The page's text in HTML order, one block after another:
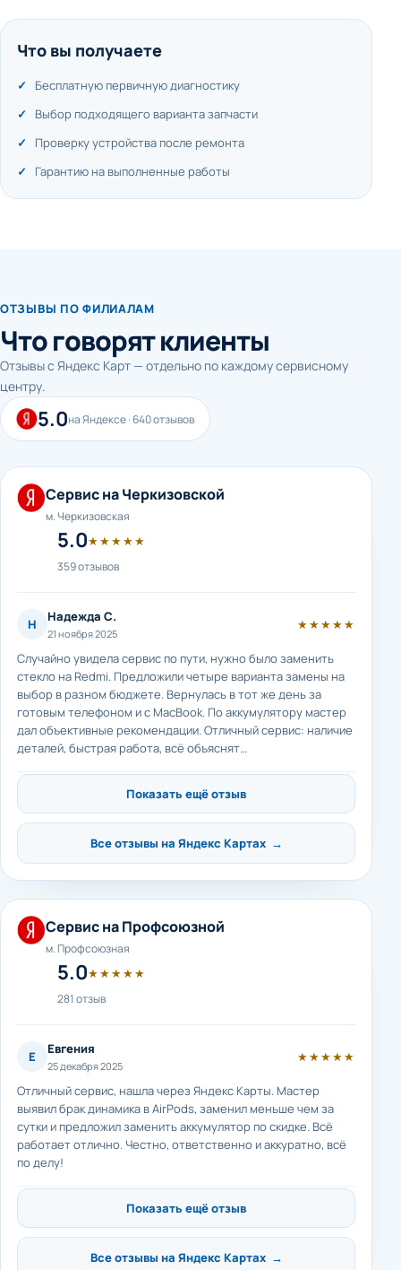
Что вы получаете
Бесплатную первичную диагностику
Выбор подходящего варианта запчасти
Проверку устройства после ремонта
Гарантию на выполненные работы
ОТЗЫВЫ ПО ФИЛИАЛАМ
Что говорят клиенты
Отзывы с Яндекс Карт — отдельно по каждому сервисному
центру.
5.0на Яндексе · 640 отзывов
Сервис на Черкизовской
м. Черкизовская
5.0★★★★★
359 отзывов
Н Надежда С.
21 ноября 2025
★★★★★
Случайно увидела сервис по пути, нужно было заменить
стекло на Redmi. Предложили четыре варианта замены на
выбор в разном бюджете. Вернулась в тот же день за
готовым телефоном и с MacBook. По аккумулятору мастер
дал объективные рекомендации. Отличный сервис: наличие
деталей, быстрая работа, всё объяснят…
Показать ещё отзыв
Все отзывы на Яндекс Картах →
Сервис на Профсоюзной
м. Профсоюзная
5.0★★★★★
281 отзыв
Е Евгения
25 декабря 2025
★★★★★
Отличный сервис, нашла через Яндекс Карты. Мастер
выявил брак динамика в AirPods, заменил меньше чем за
сутки и предложил заменить аккумулятор по скидке. Всё
работает отлично. Честно, ответственно и аккуратно, всё
по делу!
Показать ещё отзыв
Все отзывы на Яндекс Картах →